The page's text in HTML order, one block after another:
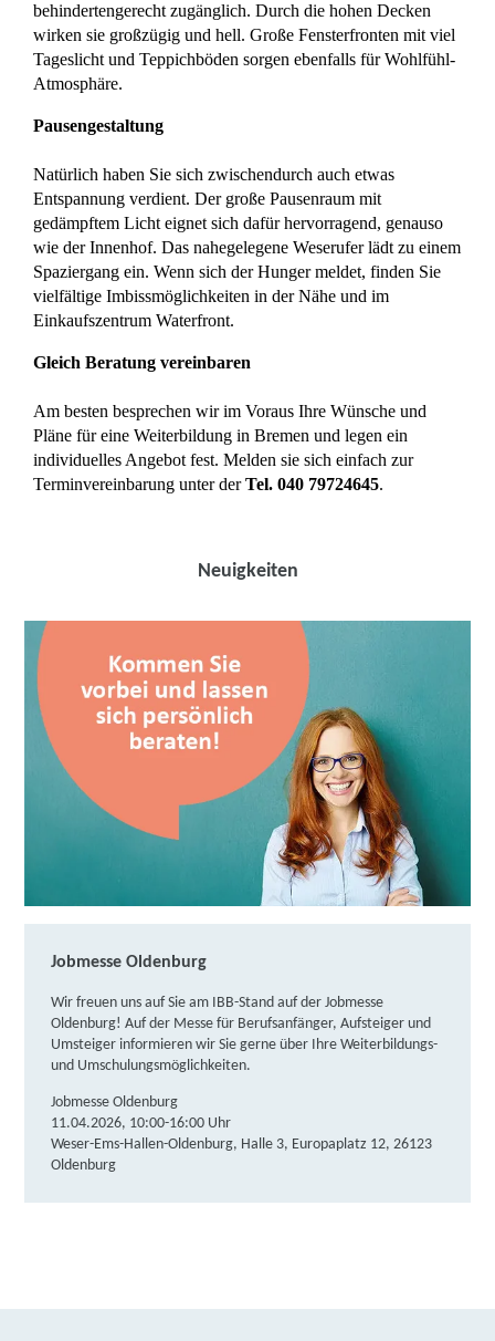
behindertengerecht zugänglich. Durch die hohen Decken
wirken sie großzügig und hell. Große Fensterfronten mit viel
Tageslicht und Teppichböden sorgen ebenfalls für Wohlfühl-
Atmosphäre.
Pausengestaltung
Natürlich haben Sie sich zwischendurch auch etwas
Entspannung verdient. Der große Pausenraum mit
gedämpftem Licht eignet sich dafür hervorragend, genauso
wie der Innenhof. Das nahegelegene Weserufer lädt zu einem
Spaziergang ein. Wenn sich der Hunger meldet, finden Sie
vielfältige Imbissmöglichkeiten in der Nähe und im
Einkaufszentrum Waterfront.
Gleich Beratung vereinbaren
Am besten besprechen wir im Voraus Ihre Wünsche und
Pläne für eine Weiterbildung in Bremen und legen ein
individuelles Angebot fest. Melden sie sich einfach zur
Terminvereinbarung unter derTel. 040 79724645.
Neuigkeiten
Jobmesse Oldenburg
Wir freuen uns auf Sie am IBB-Stand auf der Jobmesse
Oldenburg! Auf der Messe für Berufsanfänger, Aufsteiger und
Umsteiger informieren wir Sie gerne über Ihre Weiterbildungs-
und Umschulungsmöglichkeiten.
Jobmesse Oldenburg
11.04.2026, 10:00-16:00 Uhr
Weser-Ems-Hallen-Oldenburg, Halle 3, Europaplatz 12, 26123
Oldenburg